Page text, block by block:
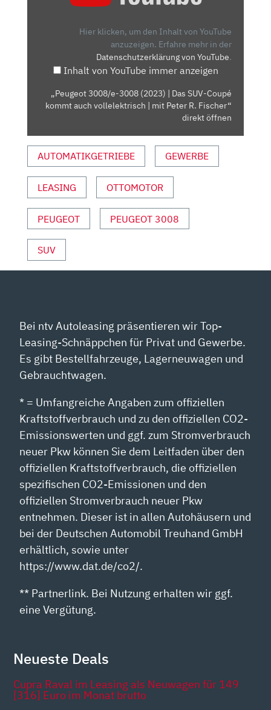
COUPÉ
KOMMT
AUCH
MIT
PETER
R.
FISCHER“
YOUTUBE
ANZEIGEN
Hier klicken, um den Inhalt von YouTube
anzuzeigen. Erfahre mehr in der
Datenschutzerklärung von YouTube.
Inhalt von YouTube immer anzeigen
„Peugeot 3008/e-3008 (2023) | Das SUV-Coupé
kommt auch vollelektrisch | mit Peter R. Fischer“
direkt öffnen
AUTOMATIKGETRIEBE GEWERBE
LEASING OTTOMOTOR
PEUGEOT PEUGEOT 3008
SUV
Bei ntv Autoleasing präsentieren wir Top-
Leasing-Schnäppchen für Privat und Gewerbe.
Es gibt Bestellfahrzeuge, Lagerneuwagen und
Gebrauchtwagen.
* = Umfangreiche Angaben zum offiziellen
Kraftstoffverbrauch und zu den offiziellen CO2-
Emissionswerten und ggf. zum Stromverbrauch
neuer Pkw können Sie dem Leitfaden über den
offiziellen Kraftstoffverbrauch, die offiziellen
spezifischen CO2-Emissionen und den
offiziellen Stromverbrauch neuer Pkw
entnehmen. Dieser ist in allen Autohäusern und
bei der Deutschen Automobil Treuhand GmbH
erhältlich, sowie unter
https://www.dat.de/co2/.
** Partnerlink. Bei Nutzung erhalten wir ggf.
eine Vergütung.
Neueste Deals
Cupra Raval im Leasing als Neuwagen für 149
[316] Euro im Monat brutto